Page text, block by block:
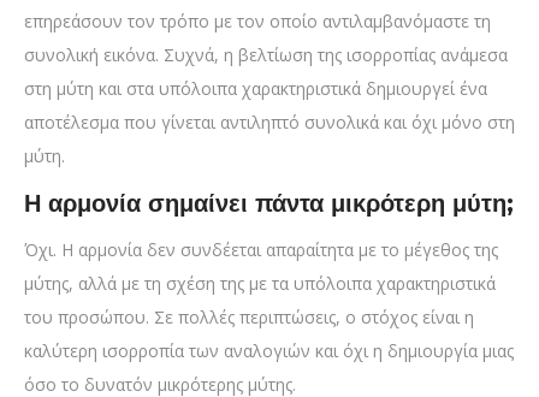
επηρεάσουν τον τρόπο με τον οποίο αντιλαμβανόμαστε τη
συνολική εικόνα. Συχνά, η βελτίωση της ισορροπίας ανάμεσα
στη μύτη και στα υπόλοιπα χαρακτηριστικά δημιουργεί ένα
αποτέλεσμα που γίνεται αντιληπτό συνολικά και όχι μόνο στη
μύτη.
Η αρμονία σημαίνει πάντα μικρότερη μύτη;
Όχι. Η αρμονία δεν συνδέεται απαραίτητα με το μέγεθος της
μύτης, αλλά με τη σχέση της με τα υπόλοιπα χαρακτηριστικά
του προσώπου. Σε πολλές περιπτώσεις, ο στόχος είναι η
καλύτερη ισορροπία των αναλογιών και όχι η δημιουργία μιας
όσο το δυνατόν μικρότερης μύτης.